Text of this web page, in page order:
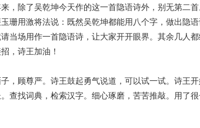
，除了吴乾坤今天作的这一首隐语诗外，别无第二
珊用激将法说：既然吴乾坤都能用八个字，做出隐
当场用作一首隐语诗，让大家开开眼界。其余几人都
，诗王加油！
顾尊严。诗王鼓起勇气说道，可以试一试。诗王开
查找词典，检索汉字。细心琢磨，苦苦推敲。用了